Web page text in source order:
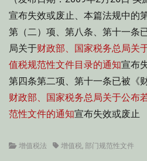
宣布失效或废止、本篇法规中的
第（二）项、第八条、第十一条
局关于财政部、国家税务总局关
值税规范性文件目录的通知宣布
第四条第二项、第十一条已被《
财政部、国家税务总局关于公布
范性文件的通知宣布失效或废止
Categories
增值税法 Tags增值税, 部门规范性文件